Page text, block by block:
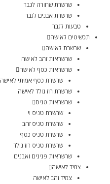
שרשרת שחורה לגבר
שרשרת אבנים לגבר
טבעות לגבר
תכשיטים לאישה
שרשרת לאישה
שרשראות זהב לאישה
שרשראות כסף לאישה
שרשרת כסף אמיתי לאישה
שרשרת רוז גולד לאישה
שרשראות טניס
שרשרת טניס וי
שרשרת טניס זהב
שרשרת טניס כסף
שרשרת טניס רוז גולד
שרשראות פנינים ואבנים
צמיד לאישה
צמיד זהב לאישה